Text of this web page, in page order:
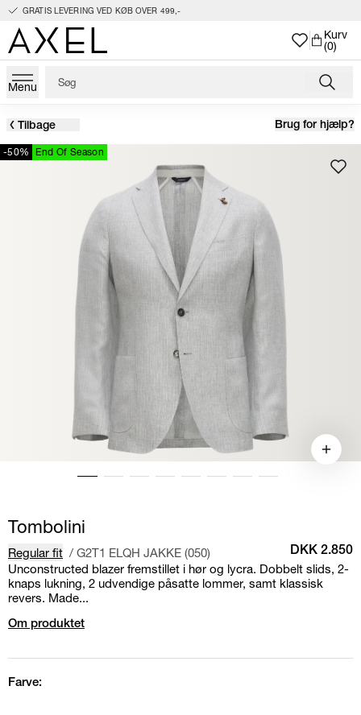
GRATIS LEVERING VED KØB OVER 499,-
Kurv
(0)
Menu
Tilbage Brug for hjælp?
-50% End Of Season
Tombolini
Regular fit / G2T1 ELQH JAKKE (050) DKK 2.850
Unconstructed blazer fremstillet i hør og lycra. Dobbelt slids, 2-
knaps lukning, 2 udvendige påsatte lommer, samt klassisk
revers. Made...
Om produktet
Farve: